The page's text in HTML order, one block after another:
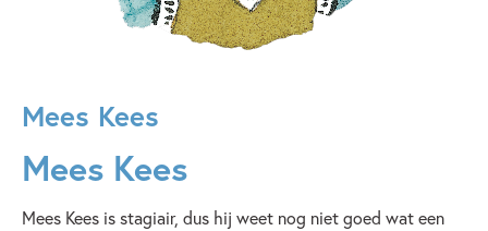
Mees Kees
Mees Kees
Mees Kees is stagiair, dus hij weet nog niet goed wat een